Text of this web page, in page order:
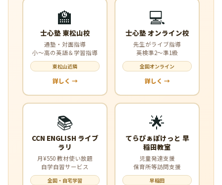
🏫
士心塾 東松山校
通塾・対面指導
小〜高の英語＆学習指導
東松山近隣
詳しく →
💻
士心塾 オンライン校
先生がライブ指導
英検準2〜準1級
全国オンライン
詳しく →
📚
CCN ENGLISH ライブ
ラリ
月¥550 教材使い放題
自学自習サービス
全国・自宅学習
🌟
てらぴぁぽけっと 早
稲田教室
児童発達支援
保育所等訪問支援
早稲田